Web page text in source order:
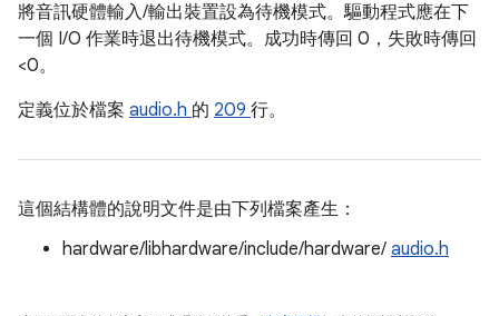
將音訊硬體輸入/輸出裝置設為待機模式。驅動程式應在下
一個 I/O 作業時退出待機模式。成功時傳回 0，失敗時傳回
<0。
定義位於檔案 audio.h 的 209 行。
這個結構體的說明文件是由下列檔案產生：
hardware/libhardware/include/hardware/ audio.h